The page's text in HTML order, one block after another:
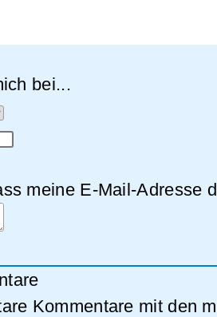
bei...
meine E-Mail-Adresse
Kommentare mit den